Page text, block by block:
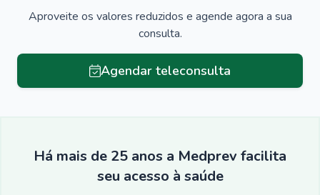
Aproveite os valores reduzidos e agende agora a sua
consulta.
Agendar teleconsulta
Há mais de 25 anos a Medprev facilita
seu acesso à saúde